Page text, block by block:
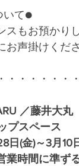
いて●
スもお預かり
お声掛けくださ
・・・・・・
／藤井大丸
スペース
(金)～3月10
業時間に準ず